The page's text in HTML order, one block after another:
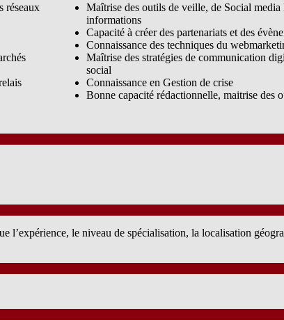
réseaux
Maîtrise des outils de veille, de Social
informations
Capacité à créer des partenariats et des
Connaissance des techniques du
Maîtrise des stratégies de communication
social
Connaissance en Gestion de crise
Bonne capacité rédactionnelle, maitrise des
le niveau de spécialisation, la localisation